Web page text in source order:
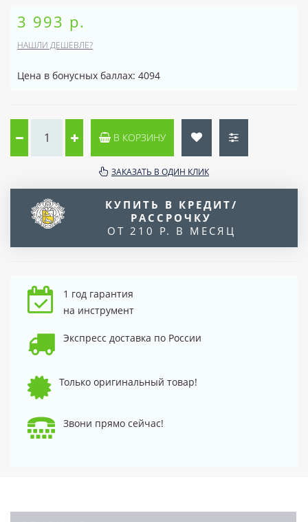
3 993 р.
НАШЛИ ДЕШЕВЛЕ?
Цена в бонусных баллах: 4094
В КОРЗИНУ
ЗАКАЗАТЬ В ОДИН КЛИК
КУПИТЬ В КРЕДИТ/
РАССРОЧКУ
ОТ 210 Р. В МЕСЯЦ
1 год гарантия
на инструмент
Экспресс доставка по России
Только оригинальный товар!
Звони прямо сейчас!